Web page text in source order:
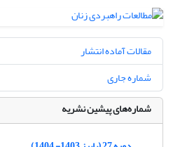
مقالات آماده انتشار
شماره جاری
شماره‌های پیشین نشریه